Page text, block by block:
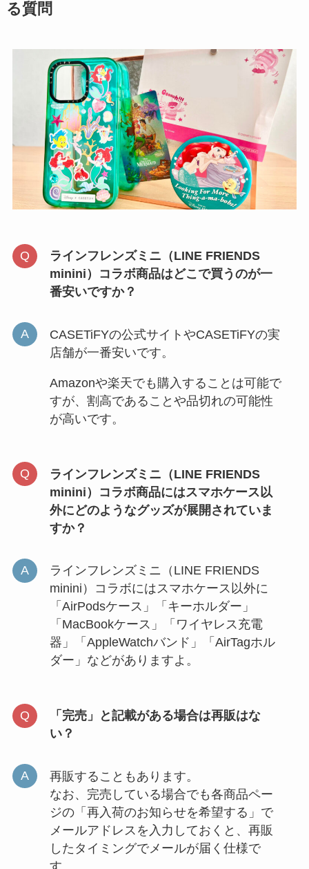
る質問
ラインフレンズミニ（LINE FRIENDS
minini）コラボ商品はどこで買うのが一
番安いですか？
CASETiFYの公式サイトやCASETiFYの実
店舗が一番安いです。
Amazonや楽天でも購入することは可能で
すが、割高であることや品切れの可能性
が高いです。
ラインフレンズミニ（LINE FRIENDS
minini）コラボ商品にはスマホケース以
外にどのようなグッズが展開されていま
すか？
ラインフレンズミニ（LINE FRIENDS
minini）コラボにはスマホケース以外に
「AirPodsケース」「キーホルダー」
「MacBookケース」「ワイヤレス充電
器」「AppleWatchバンド」「AirTagホル
ダー」などがありますよ。
「完売」と記載がある場合は再販はな
い？
再販することもあります。
なお、完売している場合でも各商品ペー
ジの「再入荷のお知らせを希望する」で
メールアドレスを入力しておくと、再販
したタイミングでメールが届く仕様で
す。